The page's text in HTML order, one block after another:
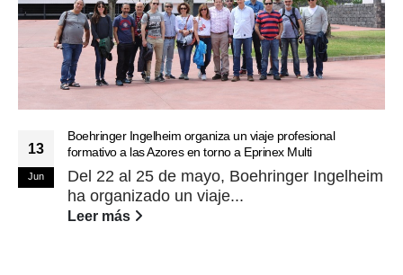
13
Jun
Boehringer Ingelheim organiza un viaje profesional
formativo a las Azores en torno a Eprinex Multi
Del 22 al 25 de mayo, Boehringer Ingelheim
ha organizado un viaje...
Leer más